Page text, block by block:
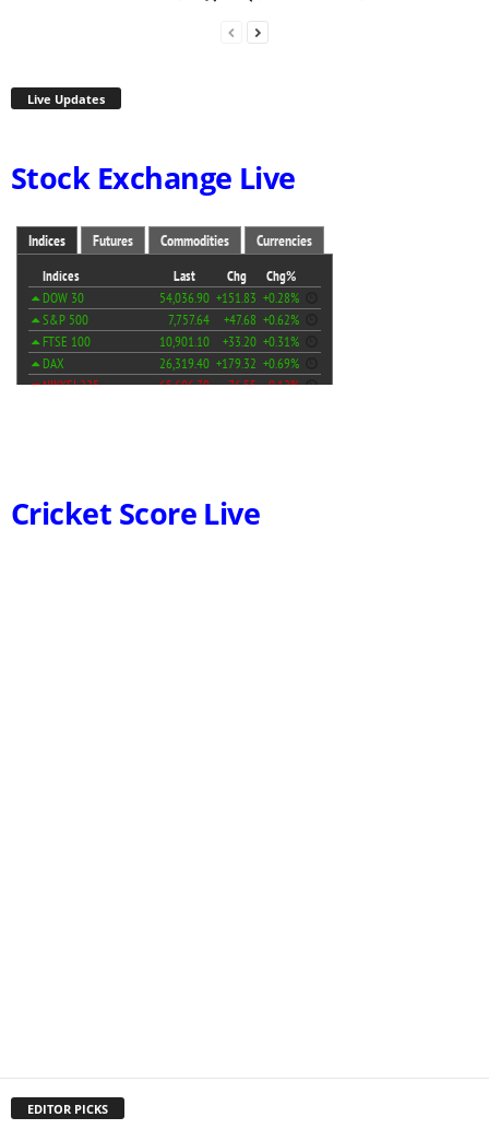
Live Updates
Stock Exchange Live
Cricket Score Live
EDITOR PICKS